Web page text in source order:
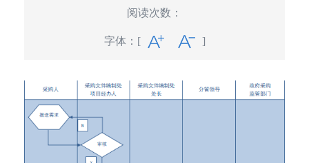
阅读次数：
字体： [ ]